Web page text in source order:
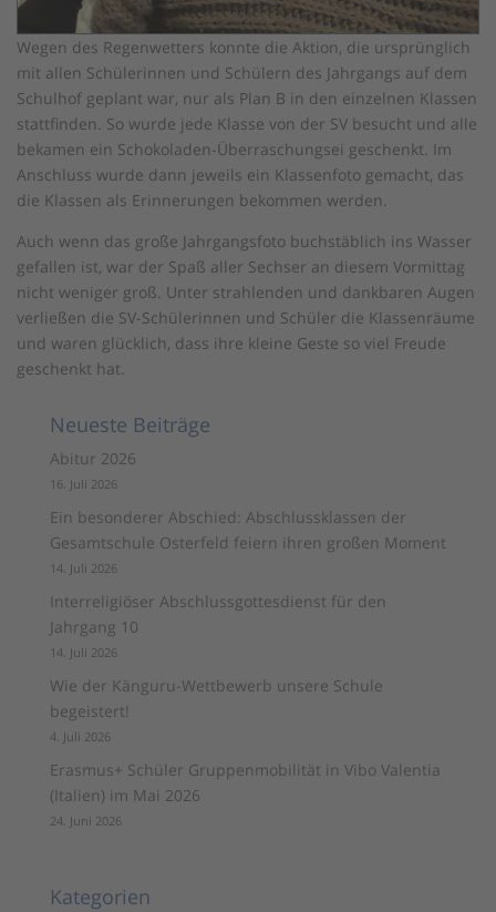
Wegen des Regenwetters konnte die Aktion, die ursprünglich
mit allen Schülerinnen und Schülern des Jahrgangs auf dem
Schulhof geplant war, nur als Plan B in den einzelnen Klassen
stattfinden. So wurde jede Klasse von der SV besucht und alle
bekamen ein Schokoladen-Überraschungsei geschenkt. Im
Anschluss wurde dann jeweils ein Klassenfoto gemacht, das
die Klassen als Erinnerungen bekommen werden.
Auch wenn das große Jahrgangsfoto buchstäblich ins Wasser
gefallen ist, war der Spaß aller Sechser an diesem Vormittag
nicht weniger groß. Unter strahlenden und dankbaren Augen
verließen die SV-Schülerinnen und Schüler die Klassenräume
und waren glücklich, dass ihre kleine Geste so viel Freude
geschenkt hat.
Neueste Beiträge
Abitur 2026
16. Juli 2026
Ein besonderer Abschied: Abschlussklassen der
Gesamtschule Osterfeld feiern ihren großen Moment
14. Juli 2026
Interreligiöser Abschlussgottesdienst für den
Jahrgang 10
14. Juli 2026
Wie der Känguru-Wettbewerb unsere Schule
begeistert!
4. Juli 2026
Erasmus+ Schüler Gruppenmobilität in Vibo Valentia
(Italien) im Mai 2026
24. Juni 2026
Kategorien